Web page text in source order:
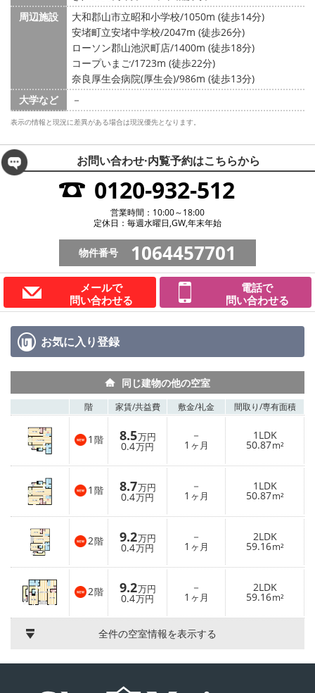
周辺施設
大和郡山市立昭和小学校/1050m (徒歩14分)
安堵町立安堵中学校/2047m (徒歩26分)
ローソン郡山池沢町店/1400m (徒歩18分)
コープいまご/1723m (徒歩22分)
奈良厚生会病院(厚生会)/986m (徒歩13分)
大学など
－
表示の情報と現況に差異がある場合は現況優先となります。
お問い合わせ·内覧予約はこちらから
0120-932-512
営業時間：10:00～18:00
定休日：毎週水曜日,GW,年末年始
物件番号 1064457701
メールで
問い合わせる
電話で
問い合わせる
お気に入り登録
同じ建物の他の空室
階 家賃/共益費 敷金/礼金 間取り/専有面積
1 階 8.5万円
0.4万円
－
1 ヶ月
1LDK
50.87m²
1 階 8.7万円
0.4万円
－
1 ヶ月
1LDK
50.87m²
2階 9.2万円
0.4万円
－
1 ヶ月
2LDK
59.16m²
2階 9.2万円
0.4万円
－
1 ヶ月
2LDK
59.16m²
全件の空室情報を表示する